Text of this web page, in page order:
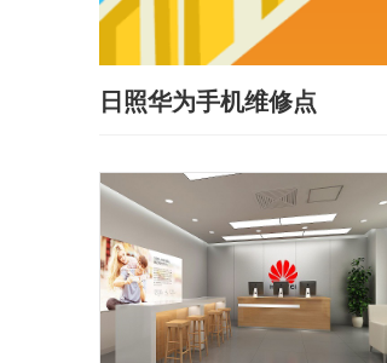
日照华为手机维修点